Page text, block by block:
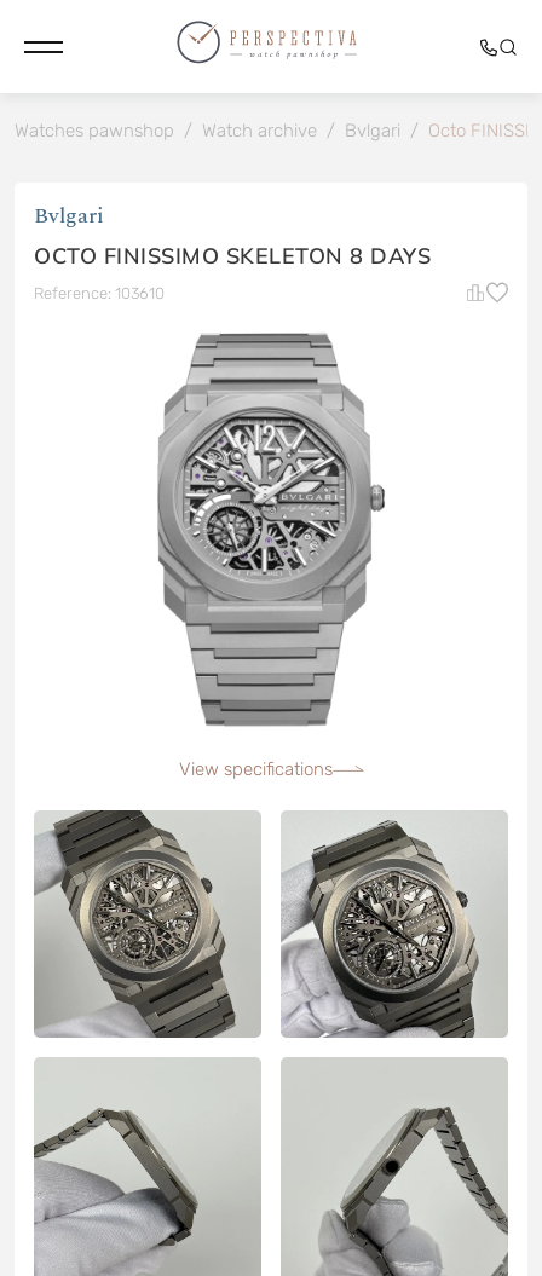
Watches pawnshop / Watch archive / Bvlgari / Octo
Bvlgari
OCTO FINISSIMO SKELETON 8 DAYS
Reference: 103610
View specifications